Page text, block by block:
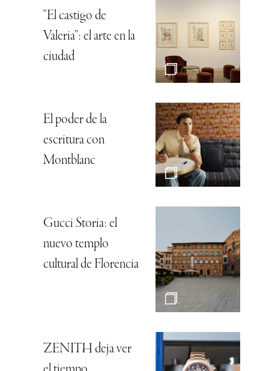
“El castigo de
Valeria”: el arte en la
ciudad
El poder de la
escritura con
Montblanc
Gucci Storia: el
nuevo templo
cultural de Florencia
ZENITH deja ver